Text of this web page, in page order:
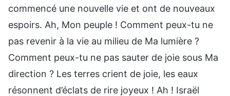
commencé une nouvelle vie et ont de nouveaux
espoirs. Ah, Mon peuple ! Comment peux-tu ne
pas revenir à la vie au milieu de Ma lumière ?
Comment peux-tu ne pas sauter de joie sous Ma
direction ? Les terres crient de joie, les eaux
résonnent d’éclats de rire joyeux ! Ah ! Israël